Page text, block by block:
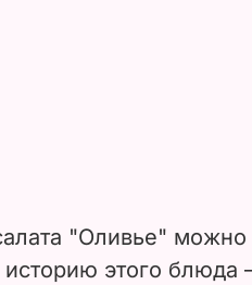
"Оливье" можно
историю этого блюда